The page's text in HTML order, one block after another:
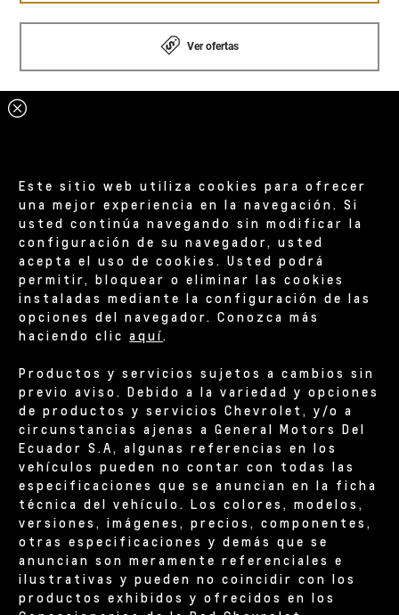
Ver ofertas
Este sitio web utiliza cookies para ofrecer
una mejor experiencia en la navegación. Si
usted continúa navegando sin modificar la
configuración de su navegador, usted
acepta el uso de cookies. Usted podrá
permitir, bloquear o eliminar las cookies
instaladas mediante la configuración de las
opciones del navegador. Conozca más
haciendo clicaquí.
Productos y servicios sujetos a cambios sin
previo aviso. Debido a la variedad y opciones
de productos y servicios Chevrolet, y/o a
circunstancias ajenas a General Motors Del
Ecuador S.A, algunas referencias en los
vehículos pueden no contar con todas las
especificaciones que se anuncian en la ficha
técnica del vehículo. Los colores, modelos,
versiones, imágenes, precios, componentes,
otras especificaciones y demás que se
anuncian son meramente referenciales e
ilustrativas y pueden no coincidir con los
productos exhibidos y ofrecidos en los